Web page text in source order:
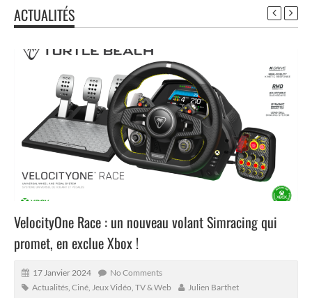
ACTUALITÉS
VelocityOne Race : un nouveau volant Simracing qui
promet, en exclue Xbox !
17 Janvier 2024
No Comments
Actualités Ciné, Jeux Vidéo, TV & Web Julien Barthet